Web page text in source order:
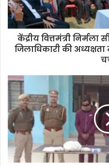
केंद्रीय वित्तमंत्री
जिलाधिकारी की